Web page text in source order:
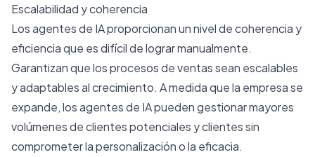
Escalabilidad y coherencia
Los agentes de IA proporcionan un nivel de coherencia y
eficiencia que es difícil de lograr manualmente.
Garantizan que los procesos de ventas sean escalables
y adaptables al crecimiento. A medida que la empresa se
expande, los agentes de IA pueden gestionar mayores
volúmenes de clientes potenciales y clientes sin
comprometer la personalización o la eficacia.